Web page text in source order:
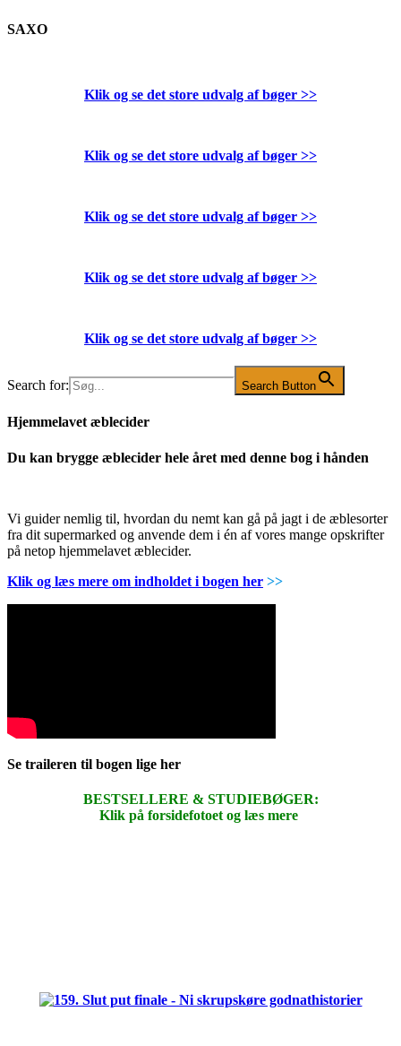
SAXO
Klik og se det store udvalg af bøger >>
Klik og se det store udvalg af bøger >>
Klik og se det store udvalg af bøger >>
Klik og se det store udvalg af bøger >>
Klik og se det store udvalg af bøger >>
Search for: Search Button
Hjemmelavet æblecider
Du kan brygge æblecider hele året med denne bog i hånden
Vi guider nemlig til, hvordan du nemt kan gå på jagt i de æblesorter
fra dit supermarked og anvende dem i én af vores mange opskrifter
på netop hjemmelavet æblecider.
Klik og læs mere om indholdet i bogen her >>
Se traileren til bogen lige her
BESTSELLERE & STUDIEBØGER:
Klik på forsidefotoet og læs mere